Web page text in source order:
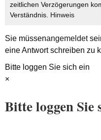
zeitlichen Verzögerungen
Verständnis. Hinweis
Sie müssenangemeldet
eine Antwort schreiben zu
Bitte loggen Sie sich ein
×
Bitte loggen Sie